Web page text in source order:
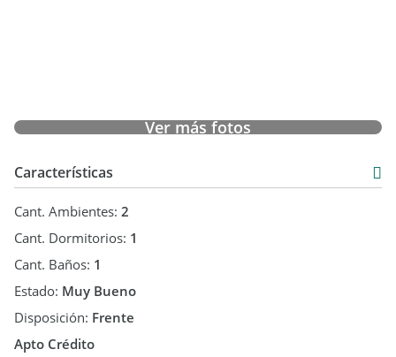
Ver más fotos
Características
Cant. Ambientes: 2
Cant. Dormitorios: 1
Cant. Baños: 1
Estado: Muy Bueno
Disposición: Frente
Apto Crédito